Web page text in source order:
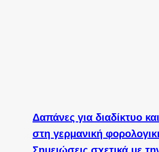
Δαπάνες για διαδίκτυο
στη γερμανική